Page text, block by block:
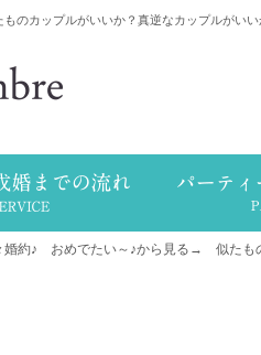
カップルがいいか？真逆なカップルがいい
婚約♪ おめでたい～♪から見る→ 似たも